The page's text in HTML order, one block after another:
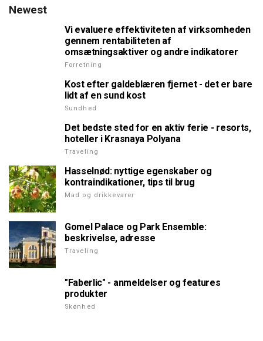
Newest
Vi evaluere effektiviteten af virksomheden
gennem rentabiliteten af
omsætningsaktiver og andre indikatorer
Forretning
Kost efter galdeblæren fjernet - det er bare
lidt af en sund kost
Sundhed
Det bedste sted for en aktiv ferie - resorts,
hoteller i Krasnaya Polyana
Traveling
Hasselnød: nyttige egenskaber og
kontraindikationer, tips til brug
Mad og drikkevarer
Gomel Palace og Park Ensemble:
beskrivelse, adresse
Traveling
"Faberlic" - anmeldelser og features
produkter
Skønhed